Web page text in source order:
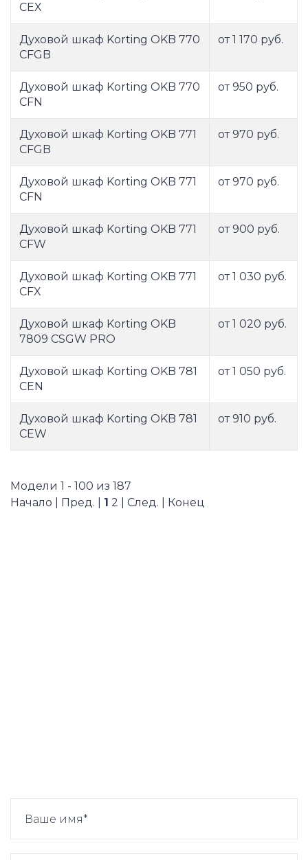
CEX
Духовой шкаф Korting OKB 770
CFGB
от 1 170 руб.
Духовой шкаф Korting OKB 770
CFN
от 950 руб.
Духовой шкаф Korting OKB 771
CFGB
от 970 руб.
Духовой шкаф Korting OKB 771
CFN
от 970 руб.
Духовой шкаф Korting OKB 771
CFW
от 900 руб.
Духовой шкаф Korting OKB 771
CFX
от 1 030 руб.
Духовой шкаф Korting OKB
7809 CSGW PRO
от 1 020 руб.
Духовой шкаф Korting OKB 781
CEN
от 1 050 руб.
Духовой шкаф Korting OKB 781
CEW
от 910 руб.
Модели 1 - 100 из 187
Начало | Пред. | 1 2 След. Конец